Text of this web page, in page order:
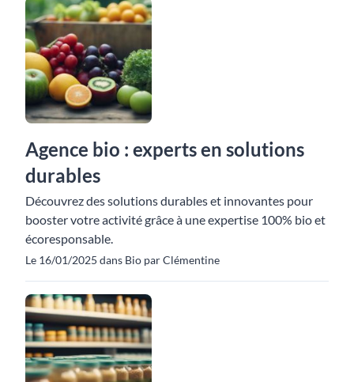
Agence bio : experts en solutions
durables
Découvrez des solutions durables et innovantes pour
booster votre activité grâce à une expertise 100% bio et
écoresponsable.
Le 16/01/2025 dans Bio par Clémentine